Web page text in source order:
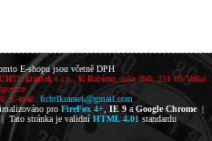
E-shopu jsou včetně DPH
krámek s.r.o., K Babímu dolu 390, 251 69 Velké
E-mail: fichtlkramek@gmail.com
pro FireFox 4+, IE 9a Google Chrome|
stránka je validní HTML 4.01 standardu